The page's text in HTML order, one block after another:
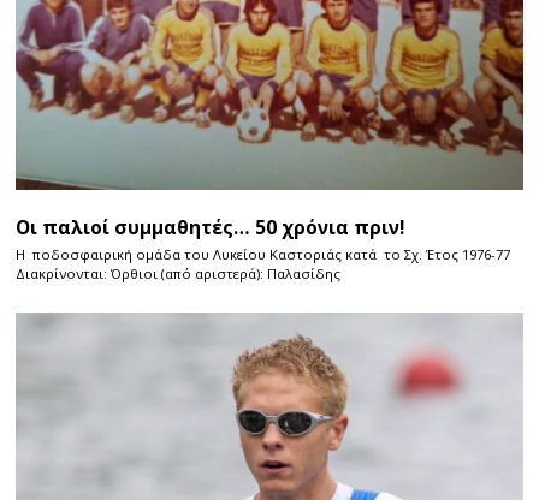
Οι παλιοί συμμαθητές… 50 χρόνια πριν!
Η ποδοσφαιρική ομάδα του Λυκείου Καστοριάς κατά το Σχ. Έτος 1976-77
Διακρίνονται: Όρθιοι (από αριστερά): Παλασίδης